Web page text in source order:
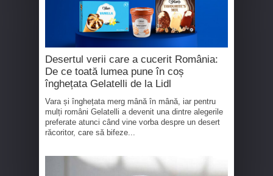
Desertul verii care a cucerit România:
De ce toată lumea pune în coș
înghețata Gelatelli de la Lidl
Vara și înghețata merg mână în mână, iar pentru
mulți români Gelatelli a devenit una dintre alegerile
preferate atunci când vine vorba despre un desert
răcoritor, care să bifeze...